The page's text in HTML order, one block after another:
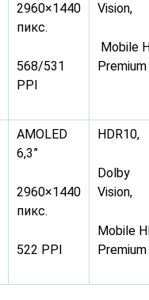
2960×1440
пикс.
568/531
PPI
Vision,
Mobile
Premium
AMOLED
6,3”
2960×1440
пикс.
522 PPI
HDR10,
Dolby
Vision,
Mobile
Premium